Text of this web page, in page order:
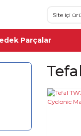
Parçalar